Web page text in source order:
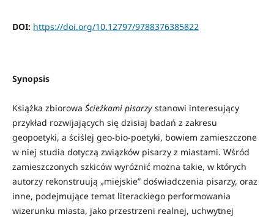
DOI: https://doi.org/10.12797/9788376385822
Synopsis
Książka zbiorowa Ścieżkami pisarzystanowi interesujący
przykład rozwijających się dzisiaj badań z zakresu
geopoetyki, a ściślej geo-bio-poetyki, bowiem zamieszczone
w niej studia dotyczą związków pisarzy z miastami. Wśród
zamieszczonych szkiców wyróżnić można takie, w których
autorzy rekonstruują „miejskie” doświadczenia pisarzy, oraz
inne, podejmujące temat literackiego performowania
wizerunku miasta, jako przestrzeni realnej, uchwytnej